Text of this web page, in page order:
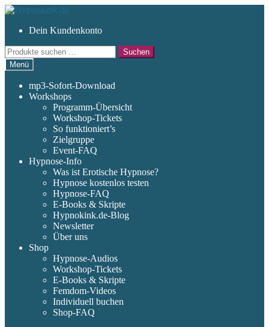
Zur
springen
Zum
springenDein Kundenkonto
Suchen
nach:
Suchen
Menü
mp3-Sofort-Download
Workshops
Programm-Übersicht
Workshop-Tickets
So funktioniert’s
Zielgruppe
Event-FAQ
Hypnose-Info
Was ist Erotische Hypnose?
Hypnose kostenlos testen
Hypnose-FAQ
E-Books & Skripte
Hypnokink.de-Blog
Newsletter
Über uns
Shop
Hypnose-Audios
Workshop-Tickets
E-Books & Skripte
Femdom-Videos
Individuell buchen
Shop-FAQ